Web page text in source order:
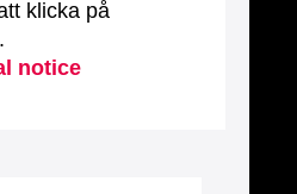
klicka på
notice